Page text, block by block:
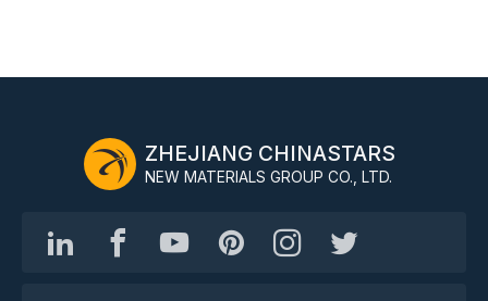
ZHEJIANG CHINASTARS
NEW MATERIALS GROUP CO., LTD.